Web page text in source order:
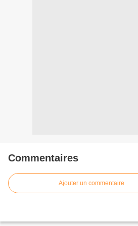
Commentaires
Ajouter un commentaire